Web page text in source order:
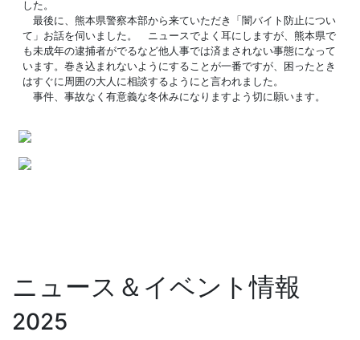
した。
最後に、熊本県警察本部から来ていただき「闇バイト防止につい
て」お話を伺いました。 ニュースでよく耳にしますが、熊本県で
も未成年の逮捕者がでるなど他人事では済まされない事態になって
います。巻き込まれないようにすることが一番ですが、困ったとき
はすぐに周囲の大人に相談するようにと言われました。
事件、事故なく有意義な冬休みになりますよう切に願います。
ニュース＆イベント情報
2025